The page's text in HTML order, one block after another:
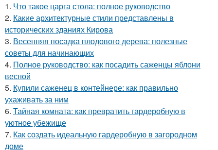
1. Что такое царга стола: полное руководство
2. Какие архитектурные стили представлены в
исторических зданиях Кирова
3. Весенняя посадка плодового дерева: полезные
советы для начинающих
4. Полное руководство: как посадить саженцы яблони
весной
5. Купили саженец в контейнере: как правильно
ухаживать за ним
6. Тайная комната: как превратить гардеробную в
уютное убежище
7. Как создать идеальную гардеробную в загородном
доме